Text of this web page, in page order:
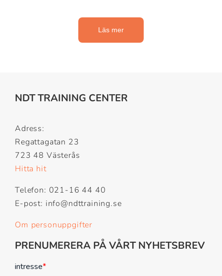
Läs mer
NDT TRAINING CENTER
Adress:
Regattagatan 23
723 48 Västerås
Hitta hit
Telefon: 021-16 44 40
E-post: info@ndttraining.se
Om personuppgifter
PRENUMERERA PÅ VÅRT NYHETSBREV